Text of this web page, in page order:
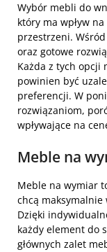
Wybór mebli do
który ma wpływ
przestrzeni.
oraz gotowe
Każda z tych opcji
powinien być
preferencji. W
rozwiązaniom,
wpływające na
Meble na
Meble na wymiar
chcą
Dzięki
każdy element do
głównych zalet